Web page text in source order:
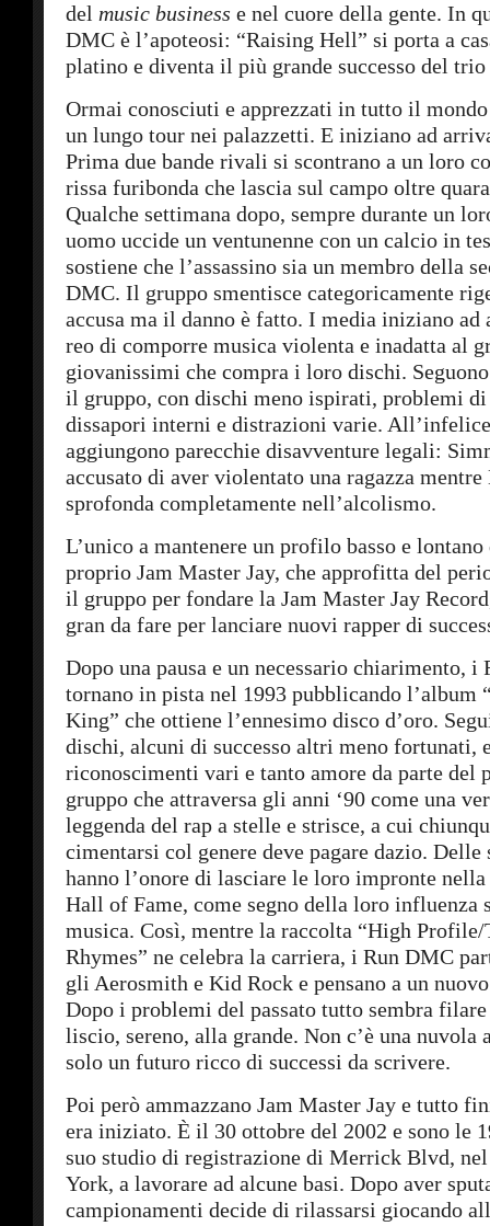
del music business e nel cuore della gente. In
DMC è l’apoteosi: “Raising Hell” si porta a
platino e diventa il più grande successo del trio
Ormai conosciuti e apprezzati in tutto il
un lungo tour nei palazzetti. E iniziano ad
Prima due bande rivali si scontrano a un loro
rissa furibonda che lascia sul campo oltre
Qualche settimana dopo, sempre durante un
uomo uccide un ventunenne con un calcio in
sostiene che l’assassino sia un membro della
DMC. Il gruppo smentisce categoricamente
accusa ma il danno è fatto. I media iniziano
reo di comporre musica violenta e inadatta al
giovanissimi che compra i loro dischi.
il gruppo, con dischi meno ispirati, problemi di
dissapori interni e distrazioni varie.
aggiungono parecchie disavventure legali:
accusato di aver violentato una ragazza
sprofonda completamente nell’alcolismo.
L’unico a mantenere un profilo basso e
proprio Jam Master Jay, che approfitta del
il gruppo per fondare la Jam Master Jay
gran da fare per lanciare nuovi rapper di
Dopo una pausa e un necessario chiarimento, i
tornano in pista nel 1993 pubblicando l’album
King” che ottiene l’ennesimo disco d’oro.
dischi, alcuni di successo altri meno fortunati,
riconoscimenti vari e tanto amore da parte del
gruppo che attraversa gli anni ‘90 come una
leggenda del rap a stelle e strisce, a cui
cimentarsi col genere deve pagare dazio. Delle
hanno l’onore di lasciare le loro impronte
Hall of Fame, come segno della loro influenza
musica. Così, mentre la raccolta “High
Rhymes” ne celebra la carriera, i Run DMC
gli Aerosmith e Kid Rock e pensano a un
Dopo i problemi del passato tutto sembra
liscio, sereno, alla grande. Non c’è una nuvola
solo un futuro ricco di successi da scrivere.
Poi però ammazzano Jam Master Jay e tutto
era iniziato. È il 30 ottobre del 2002 e sono le
suo studio di registrazione di Merrick Blvd, nel
York, a lavorare ad alcune basi. Dopo aver
campionamenti decide di rilassarsi giocando